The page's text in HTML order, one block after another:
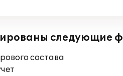
следующие
состава